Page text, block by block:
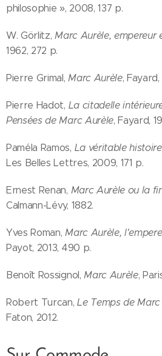
philosophie », 2008, 137 p.
W. Görlitz,Marc Aurèle, empereur
1962, 272 p.
Pierre Grimal,Marc Aurèle, Fayard,
Pierre Hadot, La citadelle
Pensées de Marc Aurèle, Fayard,
Paméla Ramos, La véritable
Les Belles Lettres, 2009, 171 p.
Ernest Renan, Marc Aurèle ou la
Calmann-Lévy, 1882.
Yves Roman,Marc Aurèle,
Payot, 2013, 490 p.
Benoît Rossignol,Marc Aurèle,
Robert Turcan,Le Temps de Marc
Faton, 2012.